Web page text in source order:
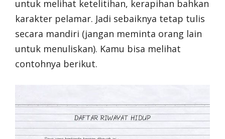
untuk melihat ketelitihan, kerapihan bahkan
karakter pelamar. Jadi sebaiknya tetap tulis
secara mandiri (jangan meminta orang lain
untuk menuliskan). Kamu bisa melihat
contohnya berikut.